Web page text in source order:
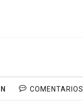
COMENTARIOS